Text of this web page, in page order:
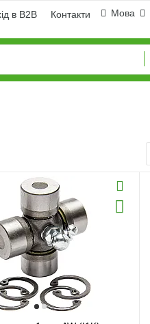
Мова
в B2B Контакти